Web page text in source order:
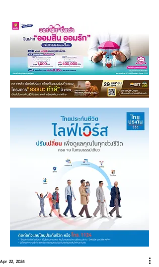
Apr 22, 2024